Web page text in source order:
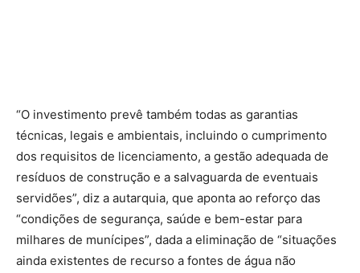
“O investimento prevê também todas as garantias
técnicas, legais e ambientais, incluindo o cumprimento
dos requisitos de licenciamento, a gestão adequada de
resíduos de construção e a salvaguarda de eventuais
servidões”, diz a autarquia, que aponta ao reforço das
“condições de segurança, saúde e bem-estar para
milhares de munícipes”, dada a eliminação de “situações
ainda existentes de recurso a fontes de água não